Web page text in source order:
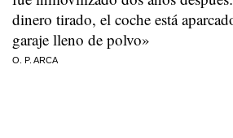
dinero tirado, el coche está
garaje lleno de polvo»
O. P. ARCA